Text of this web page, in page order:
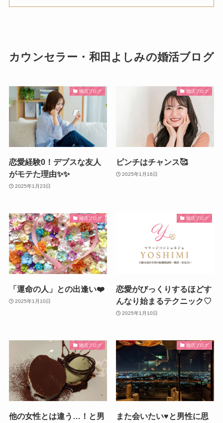
カウンセラー・和田よしみの婚活ブログ
婚活ブログ
恋愛経験0！デブスな友人
がモテた理由✨✨
2025年1月23日
婚活ブログ
ピンチはチャンス🥰
2025年1月16日
婚活ブログ
「運命の人」との出逢い❤️
2025年1月10日
婚活ブログ
恋愛がびっくりするほどす
んなり始まるテクニック♡
2025年1月10日
婚活ブログ
他の女性とは違う…！と男
婚活ブログ
また会いたい♥️と男性に思